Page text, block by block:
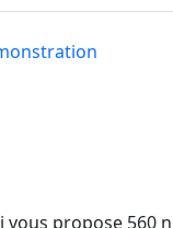
propose 560